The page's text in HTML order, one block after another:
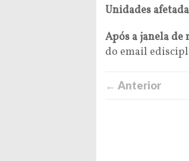
Unidades
Após a janela de
do email
← Anterior